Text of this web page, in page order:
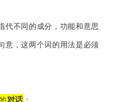
代不同的成分，功能和意思
意，这两个词的用法是必须
的对话：